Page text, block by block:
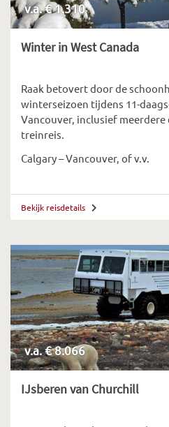
v.a. € 1.310
Winter in West Canada
Raak betovert door de
winterseizoen tijdens 11-
Vancouver, inclusief meerdere
treinreis.
Calgary – Vancouver, of v.v.
Bekijk reisdetails
v.a. € 8.066
IJsberen van Churchill